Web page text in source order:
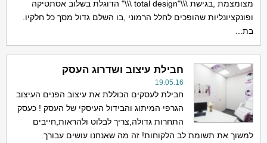
מצומצמת ,בגישת \\\"total design \\\" הדוגלת בשלוב אסתטיקה
ופונקציונליות שהופכים לחלל הרמוני ,בו השלם גדול מסך כל חלקיו.
בת...
חבילת עיצוב ושדרוג העסק
19.05.16
חבילת לעסקים הכוללת את עיצוב הפנים העיצוב
הגרפי המיתוג והבידול העיסקי של העסק ! כעסק
התחרות גדולה,צריך לבלוט ולהראות,חייבים
למשוך את תשומת לב הלקוחות! זה מה שאנחנו עושים עבורך.